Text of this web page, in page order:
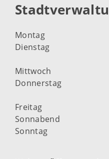
Montag
Dienstag
Mittwoch
Donnerstag
Freitag
Sonnabend
Sonntag